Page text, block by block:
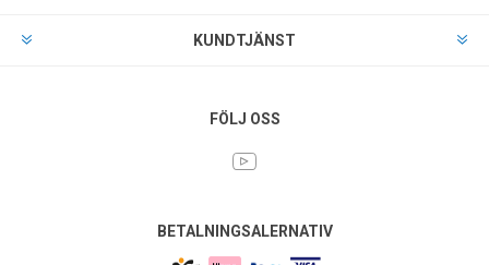
KUNDTJÄNST
FÖLJ OSS
BETALNINGSALERNATIV